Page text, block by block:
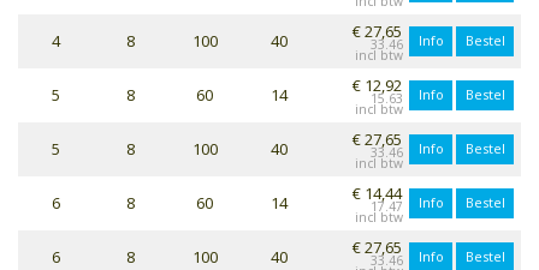
4 8 100 40 € 27,65
33.46 Info Bestel
5 8 60 14 € 12,92
15.63 Info Bestel
5 8 100 40 € 27,65
33.46 Info Bestel
6 8 60 14 € 14,44
17.47 Info Bestel
6 8 100 40 € 27,65
33.46 Info Bestel